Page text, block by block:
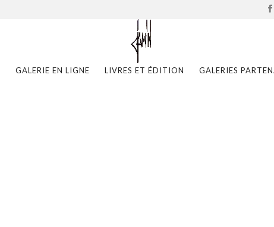
GALERIE EN LIGNE LIVRES ET ÉDITION GALERIES